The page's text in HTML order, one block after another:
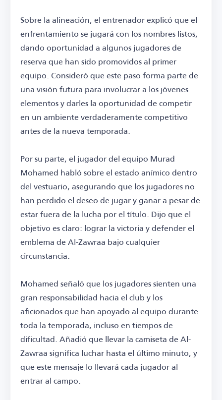
Sobre la alineación, el entrenador explicó que el
enfrentamiento se jugará con los nombres listos,
dando oportunidad a algunos jugadores de
reserva que han sido promovidos al primer
equipo. Consideró que este paso forma parte de
una visión futura para involucrar a los jóvenes
elementos y darles la oportunidad de competir
en un ambiente verdaderamente competitivo
antes de la nueva temporada.
Por su parte, el jugador del equipo Murad
Mohamed habló sobre el estado anímico dentro
del vestuario, asegurando que los jugadores no
han perdido el deseo de jugar y ganar a pesar de
estar fuera de la lucha por el título. Dijo que el
objetivo es claro: lograr la victoria y defender el
emblema de Al-Zawraa bajo cualquier
circunstancia.
Mohamed señaló que los jugadores sienten una
gran responsabilidad hacia el club y los
aficionados que han apoyado al equipo durante
toda la temporada, incluso en tiempos de
dificultad. Añadió que llevar la camiseta de Al-
Zawraa significa luchar hasta el último minuto, y
que este mensaje lo llevará cada jugador al
entrar al campo.